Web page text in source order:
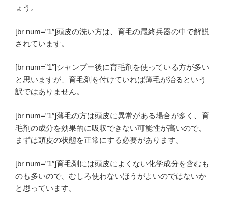
ょう。
[br num=”1″]頭皮の洗い方は、育毛の最終兵器の中で解説
されています。
[br num=”1″]シャンプー後に育毛剤を使っている方が多い
と思いますが、育毛剤を付けていれば薄毛が治るという
訳ではありません。
[br num=”1″]薄毛の方は頭皮に異常がある場合が多く、育
毛剤の成分を効果的に吸収できない可能性が高いので、
まずは頭皮の状態を正常にする必要があります。
[br num=”1″]育毛剤には頭皮によくない化学成分を含むも
のも多いので、むしろ使わないほうがよいのではないか
と思っています。